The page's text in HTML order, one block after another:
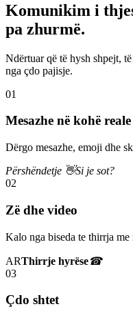
Komunikim i
pa zhurmë.
Ndërtuar që të hysh shpejt,
nga çdo pajisje.
01
Mesazhe në kohë reale
Dërgo mesazhe, emoji dhe
Përshëndetje 👋Si je sot?
02
Zë dhe video
Kalo nga biseda te thirrja me
ARThirrje hyrëse☎
03
Çdo shtet